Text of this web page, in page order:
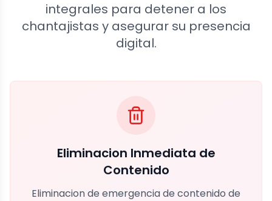
integrales para detener a los
chantajistas y asegurar su presencia
digital.
Eliminacion Inmediata de
Contenido
Eliminacion de emergencia de contenido de